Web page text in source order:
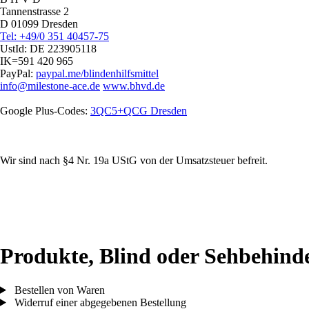
Tannenstrasse 2
D 01099 Dresden
Tel: +49/0 351 40457-75
UstId: DE 223905118
IK=591 420 965
PayPal: paypal.me/blindenhilfsmittel
info@milestone-ace.de www.bhvd.de
Google Plus-Codes: 3QC5+QCG Dresden
Wir sind nach §4 Nr. 19a UStG von der Umsatzsteuer befreit.
Produkte, Blind oder
Bestellen von Waren
Widerruf einer abgegebenen Bestellung